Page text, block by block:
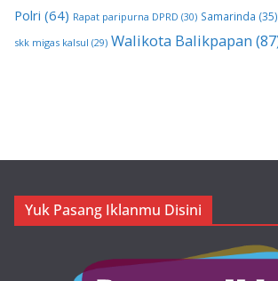
Polri (64) Rapat paripurna DPRD (30) Samarinda (35)
skk migas kalsul (29) Walikota Balikpapan
Yuk Pasang Iklanmu Disini